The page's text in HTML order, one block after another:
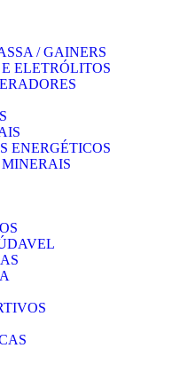
/ GAINERS
ELETRÓLITOS
ENERGÉTICOS